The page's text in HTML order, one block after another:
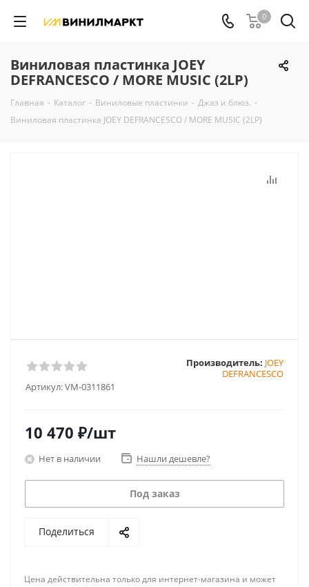
0
Виниловая пластинка JOEY
DEFRANCESCO / MORE MUSIC (2LP)
Главная - Каталог - Виниловые пластинки - Джаз и блюз. -
Виниловая пластинка JOEY DEFRANCESCO / MORE MUSIC (2LP)
Артикул:VM-0311861
Производитель: JOEY
DEFRANCESCO
10 470 ₽/шт
Нет в наличии Нашли дешевле?
Под заказ
Поделиться
Цена действительна только для интернет-магазина и может